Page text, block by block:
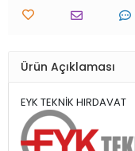
Ürün Açıklaması
EYK TEKNİK HIRDAVAT